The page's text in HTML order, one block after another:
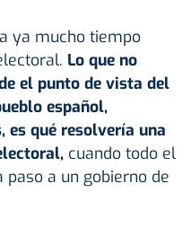
ya mucho tiempo
Lo que no
el punto de vista del
español,
es qué resolvería una
cuando todo el
a un gobierno de